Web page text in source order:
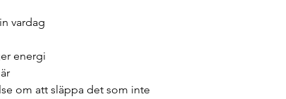
vardag
energi
om att släppa det som inte